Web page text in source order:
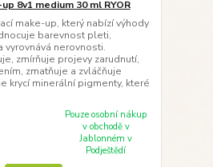
8v1 medium 30 ml RYOR
make-up, který nabízí výhody
barevnost pleti,
vyrovnává nerovnosti.
zmírňuje projevy zarudnutí,
zmatňuje a zvláčňuje
krycí minerální pigmenty, které
Pouze osobní nákup
v obchodě v
Jablonném v
Podještědí